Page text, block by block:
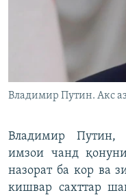
Владимир Путин. Акс
Владимир Путин,
имзои чанд
назорат ба кор ва
кишвар сахттар